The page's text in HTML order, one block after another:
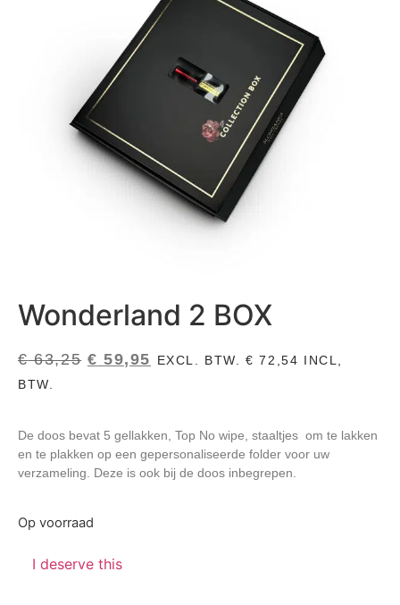
Wonderland 2 BOX
€63,25 € 59,95 EXCL. BTW.€ 72,54 INCL,
BTW.
De doos bevat 5 gellakken, Top No wipe, staaltjes om te lakken
en te plakken op een gepersonaliseerde folder voor uw
verzameling. Deze is ook bij de doos inbegrepen.
Op voorraad
I deserve this